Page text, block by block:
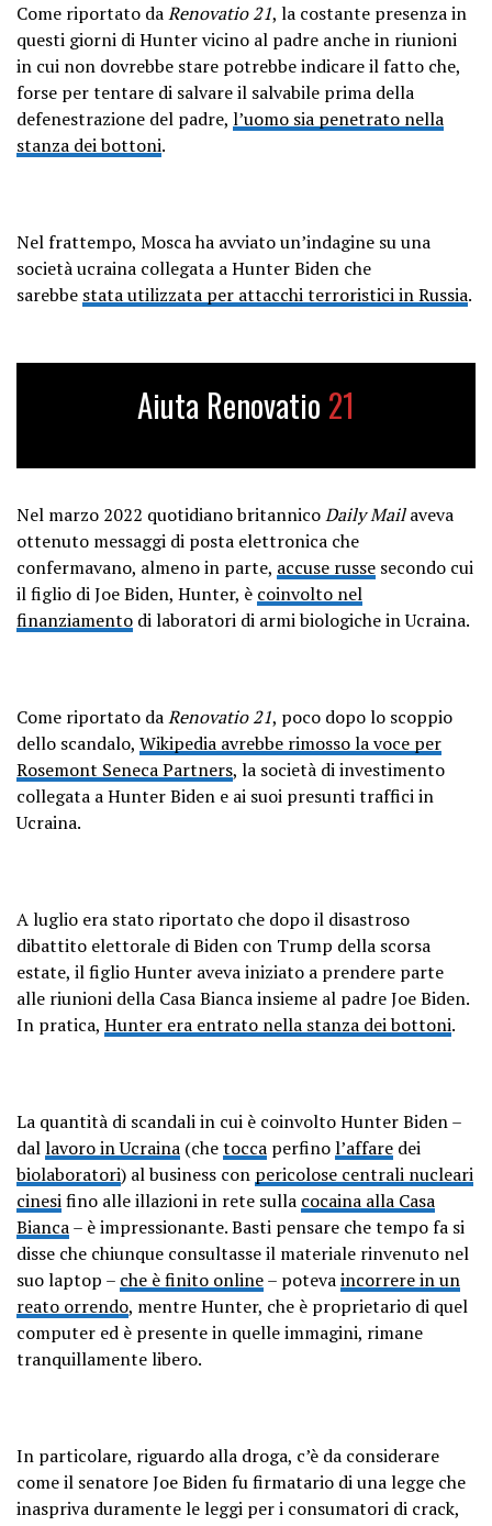
Come riportato daRenovatio 21, la costante presenza in
questi giorni di Hunter vicino al padre anche in riunioni
in cui non dovrebbe stare potrebbe indicare il fatto che,
forse per tentare di salvare il salvabile prima della
defenestrazione del padre, l’uomo sia penetrato nella
stanza dei bottoni.
Nel frattempo, Mosca ha avviato un’indagine su una
società ucraina collegata a Hunter Biden che
sarebbe stata utilizzata per attacchi terroristici in Russia.
Aiuta Renovatio 21
Nel marzo 2022 quotidiano britannicoDaily Mailaveva
ottenuto messaggi di posta elettronica che
confermavano, almeno in parte, accuse russe secondo cui
il figlio di Joe Biden, Hunter, è coinvolto nel
finanziamento di laboratori di armi biologiche in Ucraina.
Come riportato daRenovatio 21, poco dopo lo scoppio
dello scandalo, Wikipedia avrebbe rimosso la voce per
Rosemont Seneca Partners, la società di investimento
collegata a Hunter Biden e ai suoi presunti traffici in
Ucraina.
A luglio era stato riportato che dopo il disastroso
dibattito elettorale di Biden con Trump della scorsa
estate, il figlio Hunter aveva iniziato a prendere parte
alle riunioni della Casa Bianca insieme al padre Joe Biden.
In pratica, Hunter era entrato nella stanza dei bottoni.
La quantità di scandali in cui è coinvolto Hunter Biden –
dallavoro in Ucraina (chetocca perfinol’affare dei
biolaboratori) al business con pericolose centrali nucleari
cinesifino alle illazioni in rete sulla cocaina alla Casa
Bianca– è impressionante. Basti pensare che tempo fa si
disse che chiunque consultasse il materiale rinvenuto nel
suo laptop – che è finito online– potevaincorrere in un
reato orrendo, mentre Hunter, che è proprietario di quel
computer ed è presente in quelle immagini, rimane
tranquillamente libero.
In particolare, riguardo alla droga, c’è da considerare
come il senatore Joe Biden fu firmatario di una legge che
inaspriva duramente le leggi per i consumatori di crack,